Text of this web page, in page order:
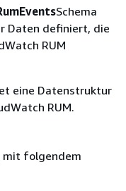
Schema
Daten definiert, die
RUM
eine Datenstruktur
RUM.
mit folgendem